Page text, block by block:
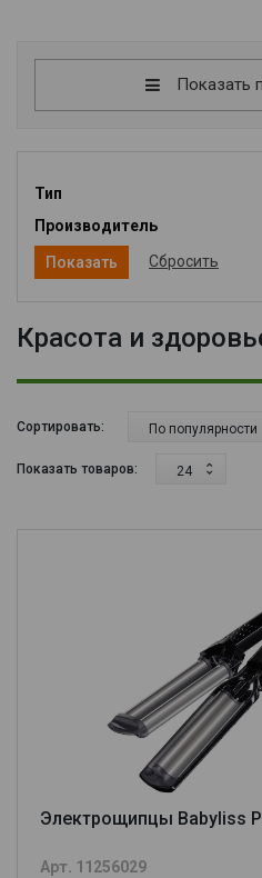
Показать
Тип
Производитель
Сбросить
Красота и
Сортировать: По популярности
Показать товаров: 24
Электрощипцы Babyliss
Арт. 11256029